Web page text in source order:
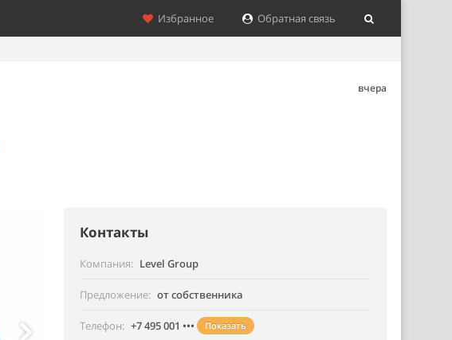
Избранное Обратная связь
вчера
Контакты
Компания Level Group
Предложение от собственника
Телефон +7 495 001 ••• Показать